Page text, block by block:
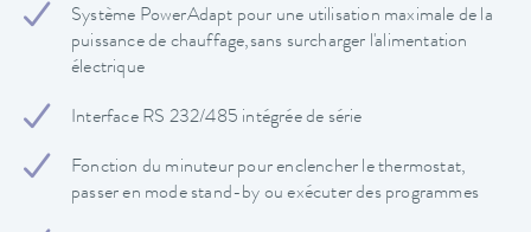
Système PowerAdapt pour une utilisation maximale de la
puissance de chauffage,sans surcharger l'alimentation
électrique
Interface RS 232/485 intégrée de série
Fonction du minuteur pour enclencher le thermostat,
passer en mode stand-by ou exécuter des programmes